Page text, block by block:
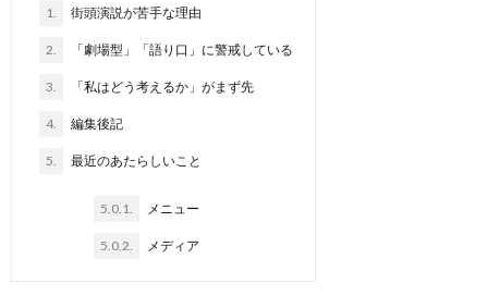
1. 街頭演説が苦手な理由
2. 「劇場型」「語り口」に警戒している
3. 「私はどう考えるか」がまず先
4. 編集後記
5. 最近のあたらしいこと
5.0.1. メニュー
5.0.2. メディア